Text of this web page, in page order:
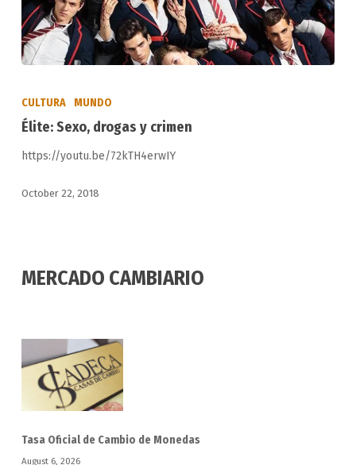
drogas
y
crimen
CULTURA MUNDO
Élite: Sexo, drogas y crimen
https://youtu.be/72kTH4erwIY
October 22, 2018
MERCADO CAMBIARIO
Tasa Oficial de Cambio de Monedas
August 6, 2026